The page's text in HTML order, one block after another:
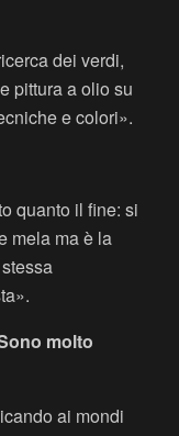
dei verdi,
pittura a olio su
e colori».
quanto il fine: si
mela ma è la
molto
ai mondi